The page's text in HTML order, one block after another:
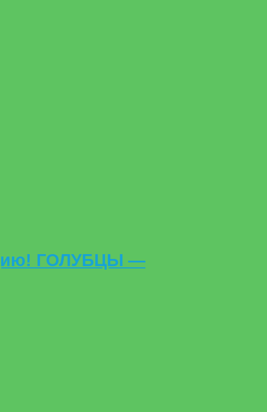
ГОЛУБЦЫ —